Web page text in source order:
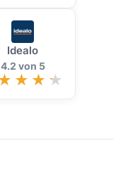
Idealo
4.2 von 5